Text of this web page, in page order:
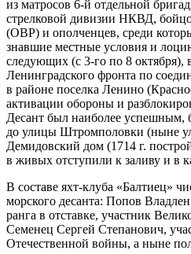
из матросов 6-й отдельной
стрелковой дивизии НКВД,
(ОВР) и ополченцев, среди
знавшие местные условия и
следующих (с 3-го по 8 октября),
Ленинградского фронта по
в районе поселка Ленино
активации обороны и
Десант был наиболее успешным,
до улицы Штромполовки (ныне
Демидовский дом (1714 г.
в живых отступили к заливу и в
В составе яхт-клуба «Балтиец»
морского десанта: Попов
ранга в отставке, участник
Семенец Сергей Степанович,
Отечественной войны, а ныне